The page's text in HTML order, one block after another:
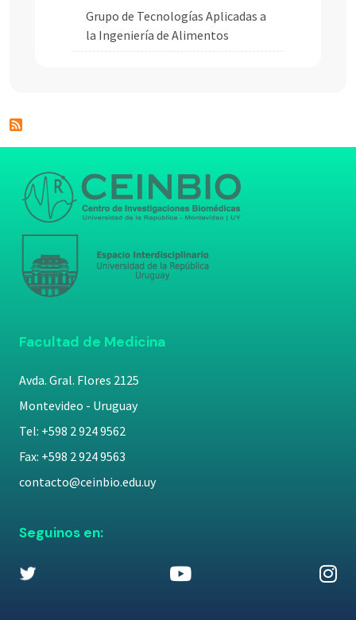
Grupo de Tecnologías Aplicadas a
la Ingeniería de Alimentos
Facultad de Medicina
Avda. Gral. Flores 2125
Montevideo - Uruguay
Tel: +598 2 924 9562
Fax: +598 2 924 9563
contacto@ceinbio.edu.uy
Seguinos en: